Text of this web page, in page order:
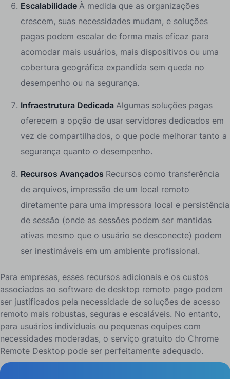
Escalabilidade À medida que as organizações
crescem, suas necessidades mudam, e soluções
pagas podem escalar de forma mais eficaz para
acomodar mais usuários, mais dispositivos ou uma
cobertura geográfica expandida sem queda no
desempenho ou na segurança.
Infraestrutura Dedicada Algumas soluções pagas
oferecem a opção de usar servidores dedicados em
vez de compartilhados, o que pode melhorar tanto a
segurança quanto o desempenho.
Recursos Avançados Recursos como transferência
de arquivos, impressão de um local remoto
diretamente para uma impressora local e persistência
de sessão (onde as sessões podem ser mantidas
ativas mesmo que o usuário se desconecte) podem
ser inestimáveis em um ambiente profissional.
Para empresas, esses recursos adicionais e os custos
associados ao software de desktop remoto pago podem
ser justificados pela necessidade de soluções de acesso
remoto mais robustas, seguras e escaláveis. No entanto,
para usuários individuais ou pequenas equipes com
necessidades moderadas, o serviço gratuito do Chrome
Remote Desktop pode ser perfeitamente adequado.